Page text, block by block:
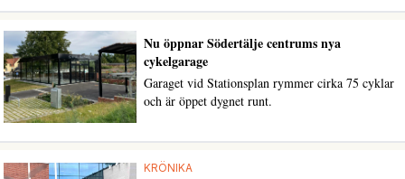
Nu öppnar Södertälje centrums nya
cykelgarage
Garaget vid Stationsplan rymmer cirka 75 cyklar
och är öppet dygnet runt.
KRÖNIKA